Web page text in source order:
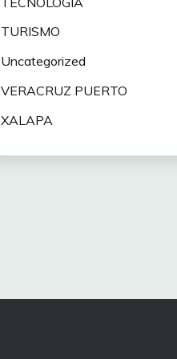
TURISMO
Uncategorized
VERACRUZ PUERTO
XALAPA